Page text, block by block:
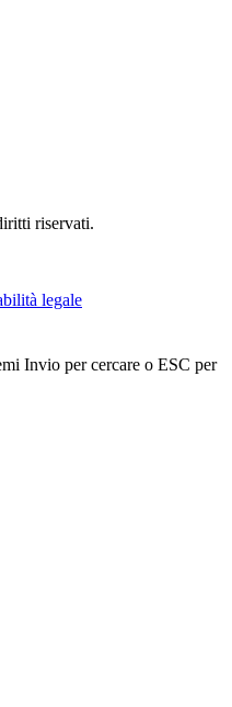
riservati.
legale
Invio per cercare o ESC per